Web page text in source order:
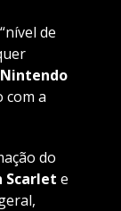
de
Nintendo
com a
do
Scarlet e